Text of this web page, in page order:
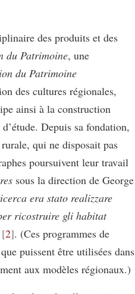
des produits et des
du Patrimoine, une
du Patrimoine
des cultures régionales,
ainsi à la construction
Depuis sa fondation,
qui ne disposait pas
poursuivent leur travail
sous la direction de George
era stato realizzare
ricostruire gli habitat
2 . (Ces programmes de
puissent être utilisées dans
aux modèles régionaux.)